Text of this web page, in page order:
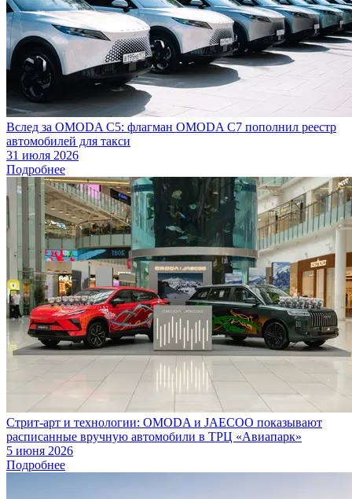
Вслед за OMODA C5: флагман OMODA C7 пополнил реестр
автомобилей для такси
31 июля 2026
Подробнее
Стрит-арт и технологии: OMODA и JAECOO показывают
расписанные вручную автомобили в ТРЦ «Авиапарк»
5 июня 2026
Подробнее